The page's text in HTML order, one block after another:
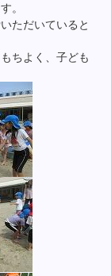
。
ただいていると
ちよく、子ども